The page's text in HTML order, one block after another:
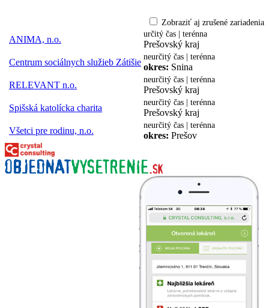
Zobraziť aj zrušené zariadenia
ANIMA, n.o.
určitý čas | terénna
Prešovský kraj
Centrum sociálnych služieb Zátišie
neurčitý čas | terénna
okres: Snina
RELEVANT n.o.
neurčitý čas | terénna
Prešovský kraj
Spišská katolícka charita
neurčitý čas | terénna
Prešovský kraj
Všetci pre rodinu, n.o.
neurčitý čas | terénna
okres: Prešov